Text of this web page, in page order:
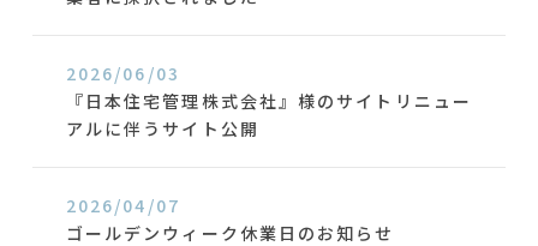
2026/06/03
『日本住宅管理株式会社』様のサイトリニュー
アルに伴うサイト公開
2026/04/07
ゴールデンウィーク休業日のお知らせ